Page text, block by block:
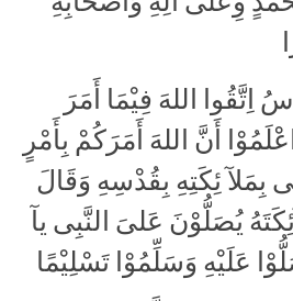
اِتَّقُوا اللهَ فِيْمَا أَمَرَ
أَنَّ اللهَ أَمَرَكُمْ بِأَمْرٍ
بِمَلآ ئِكَتِهِ بِقُدْسِهِ وَقَالَ
يُصَلُّوْنَ عَلىَ النَّبِى يآ